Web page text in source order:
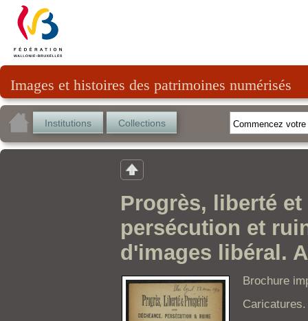
Images et histoires des patrimoines numérisés
Institutions Collections
Progrès, liberté
persécution et
d'images libéral.
Brochure
Caricatures.